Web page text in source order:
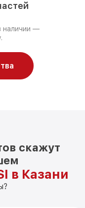
наличии —
скажут
в Казани